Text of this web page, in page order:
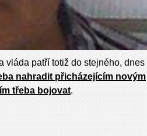
vláda patří totiž do stejného, dnes
nahradit přicházejícím novým
třeba bojovat.